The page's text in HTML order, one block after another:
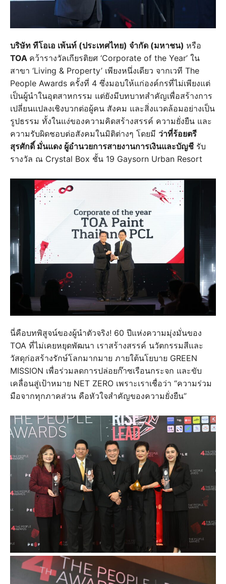
บริษัท ทีโอเอ เพ้นท์ (ประเทศไทย) จำกัด (มหาชน) หรือ
TOA คว้ารางวัลเกียรติยศ ‘Corporate of the Year’ ใน
สาขา ‘Living & Property’ เพียงหนึ่งเดียว จากเวที The
People Awards ครั้งที่ 4 ซึ่งมอบให้แก่องค์กรที่ไม่เพียงแต่
เป็นผู้นำในอุตสาหกรรม แต่ยังมีบทบาทสำคัญเพื่อสร้างการ
เปลี่ยนแปลงเชิงบวกต่อผู้คน สังคม และสิ่งแวดล้อมอย่างเป็น
รูปธรรม ทั้งในแง่ของความคิดสร้างสรรค์ ความยั่งยืน และ
ความรับผิดชอบต่อสังคมในมิติต่างๆ โดยมี ว่าที่ร้อยตรี
สุรศักดิ์ มั่นแดง ผู้อำนวยการสายงานการเงินและบัญชี รับ
รางวัล ณ Crystal Box ชั้น 19 Gaysorn Urban Resort
นี่คือบทพิสูจน์ของผู้นำตัวจริง! 60 ปีแห่งความมุ่งมั่นของ
TOA ที่ไม่เคยหยุดพัฒนา เราสร้างสรรค์ นวัตกรรมสีและ
วัสดุก่อสร้างรักษ์โลกมากมาย ภายใต้นโยบาย GREEN
MISSION เพื่อร่วมลดการปล่อยก๊าซเรือนกระจก และขับ
เคลื่อนสู่เป้าหมาย NET ZERO เพราะเราเชื่อว่า “ความร่วม
มือจากทุกภาคส่วน คือหัวใจสำคัญของความยั่งยืน”